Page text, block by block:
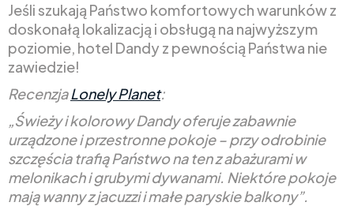
Jeśli szukają Państwo komfortowych warunków z
doskonałą lokalizacją i obsługą na najwyższym
poziomie, hotel Dandy z pewnością Państwa nie
zawiedzie!
RecenzjaLonely Planet:
„Świeży i kolorowy Dandy oferuje zabawnie
urządzone i przestronne pokoje – przy odrobinie
szczęścia trafią Państwo na ten z abażurami w
melonikach i grubymi dywanami. Niektóre pokoje
mają wanny z jacuzzi i małe paryskie balkony”.